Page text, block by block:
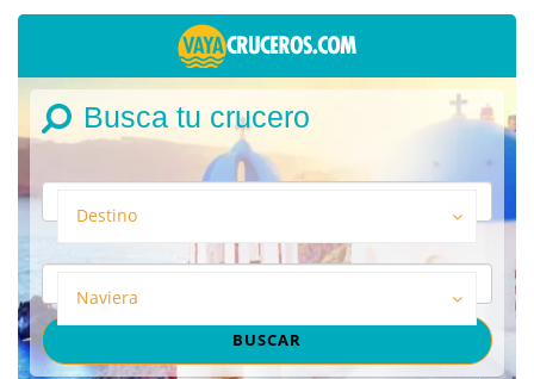
Busca tu crucero
Destino
Naviera